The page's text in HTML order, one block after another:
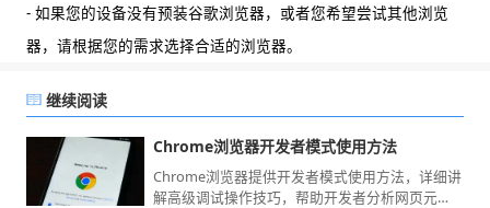
- 如果您的设备没有预装谷歌浏览器，或者您希望尝试其他浏览
器，请根据您的需求选择合适的浏览器。
继续阅读
Chrome浏览器开发者模式使用方法
Chrome浏览器提供开发者模式使用方法，详细讲
解高级调试操作技巧，帮助开发者分析网页元